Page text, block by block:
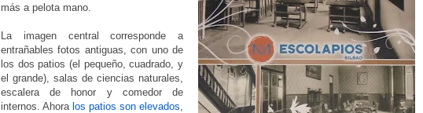
más a pelota mano.
La imagen central corresponde a
entrañables fotos antiguas, con uno de
los dos patios (el pequeño, cuadrado, y
el grande), salas de ciencias naturales,
escalera de honor y comedor de
internos. Ahora los patios son elevados